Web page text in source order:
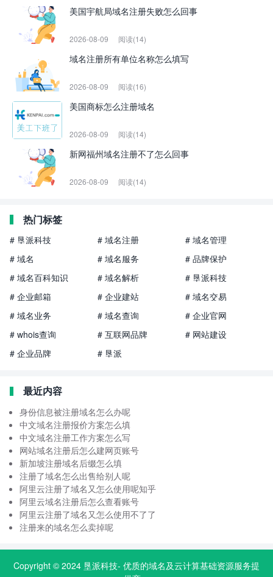
美国宇航局域名注册失败怎么回事
2026-08-09 阅读(14)
域名注册所有单位名称怎么填写
2026-08-09 阅读(16)
美国商标怎么注册域名
2026-08-09 阅读(14)
新网福州域名注册不了怎么回事
2026-08-09 阅读(14)
热门标签
# 垦派科技 # 域名注册
# 域名管理
# 域名
# 域名服务
# 品牌保护
# 域名百科知识
# 域名解析
# 垦派科技
# 企业邮箱
# 企业建站
# 域名交易
# 域名业务
# 域名查询
# 企业官网
# whois查询
# 互联网品牌
# 网站建设
# 企业品牌
# 垦派
最近内容
身份信息被注册域名怎么办呢
中文域名注册报价方案怎么填
中文域名注册工作方案怎么写
网站域名注册后怎么建网页账号
新加坡注册域名后缀怎么填
注册了域名怎么出售给别人呢
阿里云注册了域名又怎么使用呢知乎
阿里云域名注册后怎么查看账号
阿里云注册了域名又怎么使用不了了
注册来的域名怎么卖掉呢
Copyright © 2024 垦派科技- 优质的域名及云计算基础资源服务提